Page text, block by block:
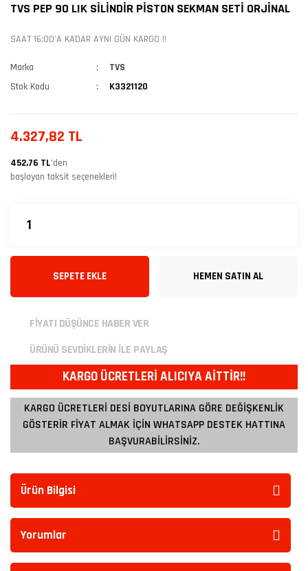
TVS PEP 90 LIK SİLİNDİR PİSTON SEKMAN SETİ ORJİNAL
SAAT 16:00'A KADAR AYNI GÜN KARGO !!
Marka
TVS
Stok Kodu
K3321120
4.327,82 TL
452,76 TL’den
başlayan taksit seçenekleri!
SEPETE EKLE HEMEN SATIN AL
FİYATI DÜŞÜNCE HABER VER
ÜRÜNÜ SEVDİKLERİN İLE PAYLAŞ
KARGO ÜCRETLERİ ALICIYA AİTTİR!!
KARGO ÜCRETLERİ DESİ BOYUTLARINA GÖRE DEĞİŞKENLİK
GÖSTERİR FİYAT ALMAK İÇİN WHATSAPP DESTEK HATTINA
BAŞVURABİLİRSİNİZ.
Ürün Bilgisi
Yorumlar